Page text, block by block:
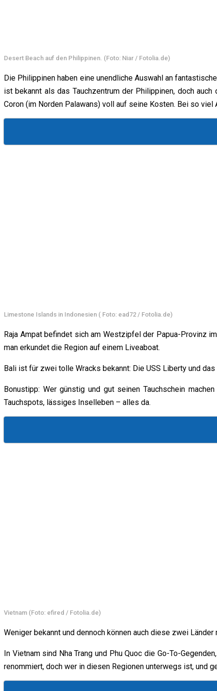
Desert Beach auf den Philippinen. (Foto: Niar / Fotolia.de)
Die Philippinen haben eine unendliche Auswahl an
ist bekannt als das Tauchzentrum der Philippinen, doch
Coron (im Norden Palawans) voll auf seine Kosten. Bei so
Limestone Islands in Indonesien ( Foto: ead72 / Fotolia.de)
Raja Ampat befindet sich am Westzipfel der Papua-Provinz
man erkundet die Region auf einem Liveaboat.
Bali ist für zwei tolle Wracks bekannt: Die USS Liberty und
Bonustipp: Wer günstig und gut seinen Tauchschein
Tauchspots, lässiges Inselleben – alles da.
Vietnam (Foto: efired / Fotolia.de)
Weniger bekannt und dennoch können auch diese zwei
In Vietnam sind Nha Trang und Phu Quoc die Go-To-
renommiert, doch wer in diesen Regionen unterwegs ist, und